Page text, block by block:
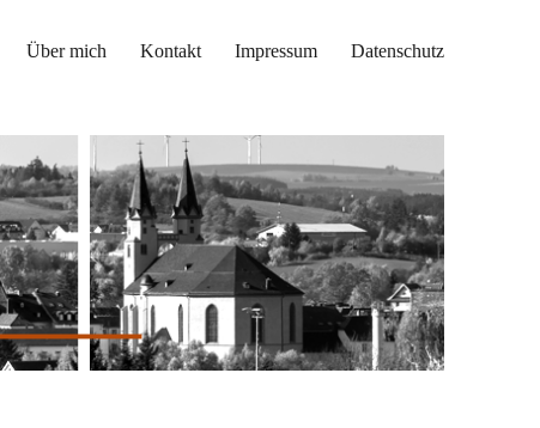
Über mich Kontakt Impressum Datenschutz